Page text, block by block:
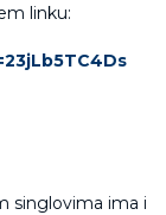
linku:
singlovima ima i